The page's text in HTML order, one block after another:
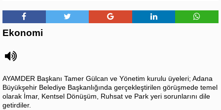
Ekonomi
AYAMDER Başkanı Tamer Gülcan ve Yönetim kurulu üyeleri; Adana
Büyükşehir Belediye Başkanlığında gerçekleştirilen görüşmede temel
olarak İmar, Kentsel Dönüşüm, Ruhsat ve Park yeri sorunlarını dile
getirdiler.